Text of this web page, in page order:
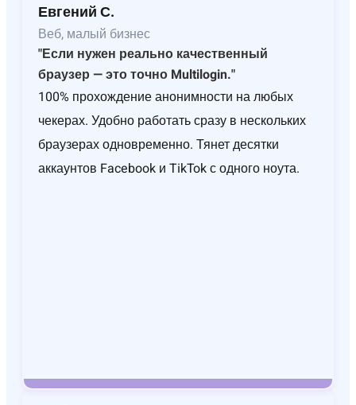
Евгений С.
Веб, малый бизнес
"Если нужен реально качественный
браузер — это точно Multilogin."
100% прохождение анонимности на любых
чекерах. Удобно работать сразу в нескольких
браузерах одновременно. Тянет десятки
аккаунтов Facebook и TikTok с одного ноута.